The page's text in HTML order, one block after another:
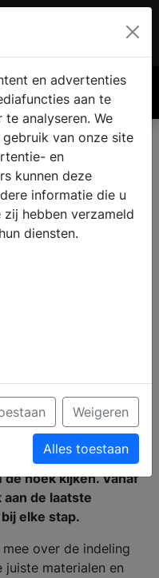
€ 0.00
nieuwbouw
overweldigend zijn.
niet alleen
aansluit bij jouw stijl
met
hoek kijken. Vanaf
de laatste
elke stap.
over de indeling
materialen en
en advertenties
aan te
analyseren. We
van onze site
en
kunnen deze
informatie die u
hebben verzameld
diensten.
Weigeren
Alles toestaan